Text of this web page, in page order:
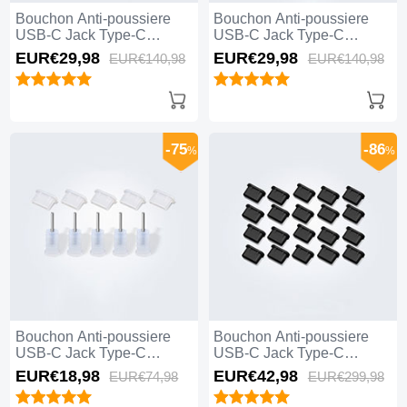
Bouchon Anti-poussiere
USB-C Jack Type-C
Universel 10PCS H01 pour
Apple iPhone 15 Plus Noir
EUR€29,98 EUR€140,98
Bouchon Anti-poussiere
USB-C Jack Type-C
Universel 10PCS pour
Apple iPhone 15 Plus Noir
EUR€29,98 EUR€140,98
Bouchon Anti-poussiere
USB-C Jack Type-C
Universel 5PCS pour
Apple iPhone 15 Plus
Blanc
-75%
EUR€18,98 EUR€74,98
Bouchon Anti-poussiere
USB-C Jack Type-C
Universel 20PCS pour
Apple iPhone 15 Plus Noir
-86%
EUR€42,98 EUR€299,98